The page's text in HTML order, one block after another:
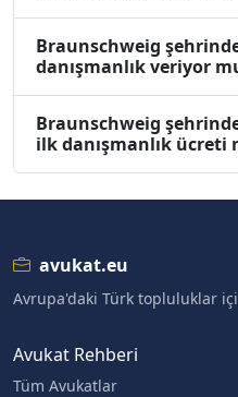
Braunschweig
danışmanlık veriyor
Braunschweig
ilk danışmanlık ücreti
avukat.eu
Avrupa'daki Türk topluluklar
Avukat Rehberi
Tüm Avukatlar